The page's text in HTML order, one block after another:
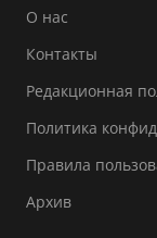
О нас
Контакты
Редакционная
Политика
Правила
Архив